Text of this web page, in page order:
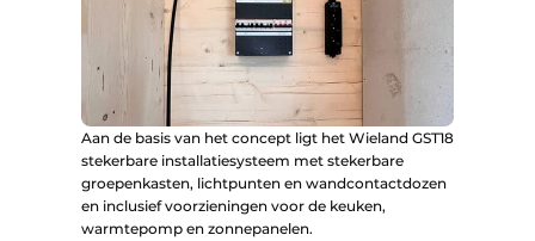
Aan de basis van het concept ligt het Wieland GST18
stekerbare installatiesysteem met stekerbare
groepenkasten, lichtpunten en wandcontactdozen
en inclusief voorzieningen voor de keuken,
warmtepomp en zonnepanelen.